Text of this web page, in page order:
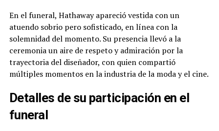
En el funeral, Hathaway apareció vestida con un
atuendo sobrio pero sofisticado, en línea con la
solemnidad del momento. Su presencia llevó a la
ceremonia un aire de respeto y admiración por la
trayectoria del diseñador, con quien compartió
múltiples momentos en la industria de la moda y el cine.
Detalles de su participación en el
funeral